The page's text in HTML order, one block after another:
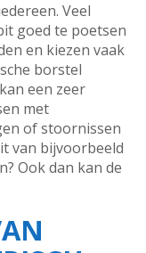
Veel
goed te poetsen
en kiezen vaak
borstel
een zeer
met
of stoornissen
van bijvoorbeeld
Ook dan kan de